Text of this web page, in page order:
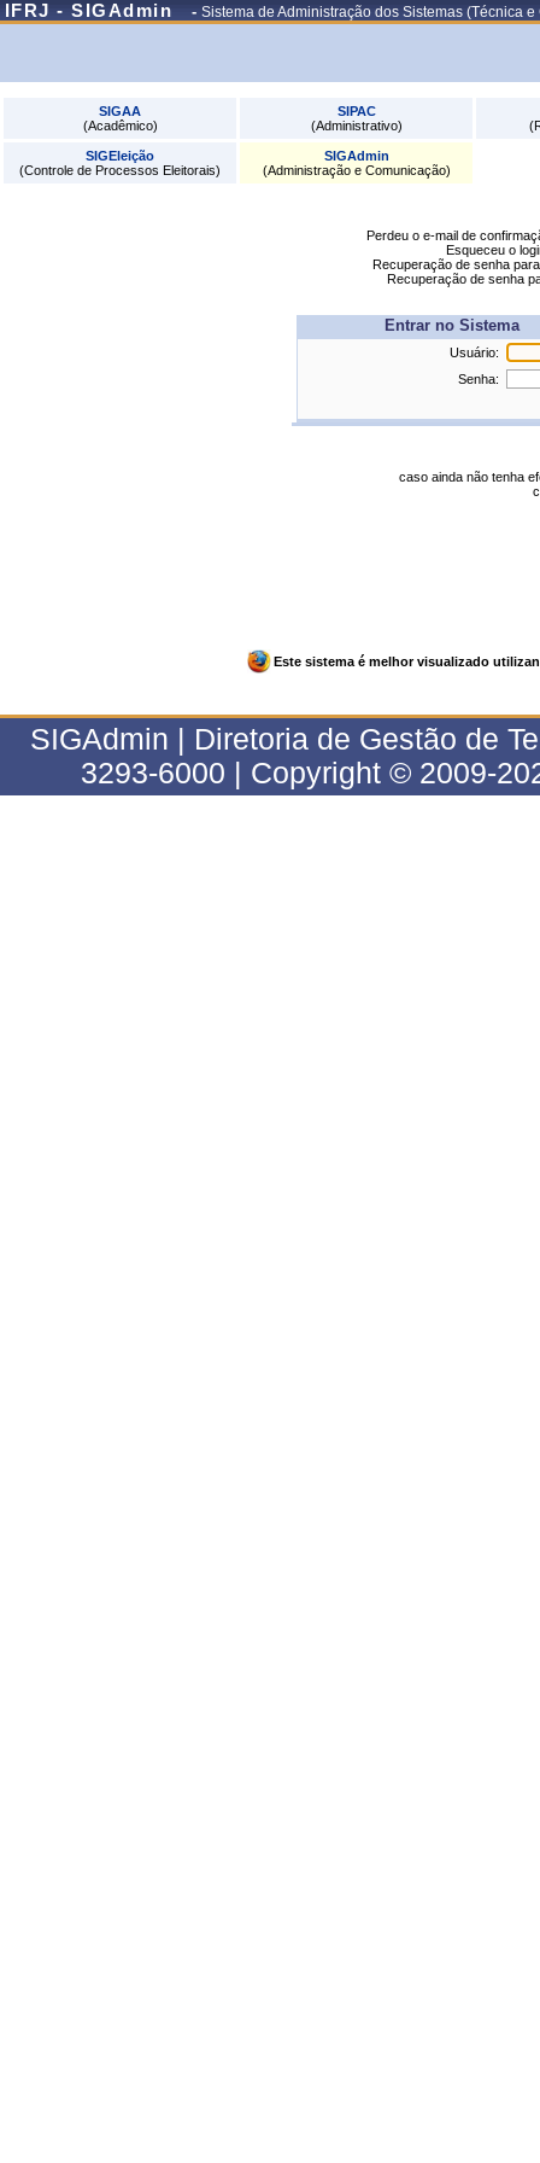
IFRJ - SIGAdmin - Sistema de Administração dos Sistemas (Técnica e
SIGAA
(Acadêmico)
SIPAC
(Administrativo)
SIGEleição
(Controle de Processos Eleitorais)
SIGAdmin
(Administração e Comunicação)
Perdeu o e-mail de
Esqueceu o
Recuperação de senha
Recuperação de senha
Entrar no Sistema
Usuário:
Senha:
caso ainda não tenha
Este sistema é melhor visualizado
SIGAdmin | Diretoria de Gestão de
3293-6000 | Copyright © 2009-